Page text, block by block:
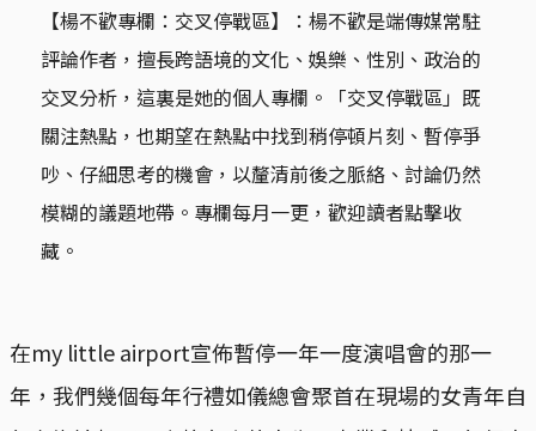
【楊不歡專欄：交叉停戰區】：楊不歡是端傳媒常駐
評論作者，擅長跨語境的文化、娛樂、性別、政治的
交叉分析，這裏是她的個人專欄。「交叉停戰區」既
關注熱點，也期望在熱點中找到稍停頓片刻、暫停爭
吵、仔細思考的機會，以釐清前後之脈絡、討論仍然
模糊的議題地帶。專欄每月一更，歡迎讀者點擊收
藏。
在my little airport宣佈暫停一年一度演唱會的那一
年，我們幾個每年行禮如儀總會聚首在現場的女青年自